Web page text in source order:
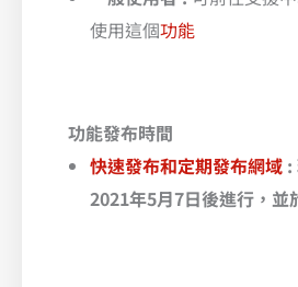
使用這個功能
功能發布時間
快速發布和定期發布網域 :
2021年5月7日後進行，並